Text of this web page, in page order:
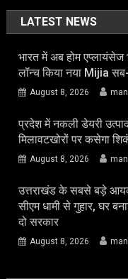
LATEST NEWS
भारत में अब होम
लॉन्च किया नया Mijia
August 8, 2026
प्रदेश में नकली डेयरी
मिलावटखोरों पर कसेगा
August 8, 2026
उत्तराखंड के सबसे बड़े
सीएम धामी से गुहार, घर
दो सरकार
August 8, 2026